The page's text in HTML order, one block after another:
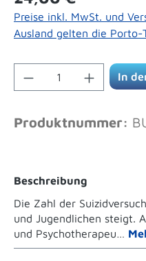
Preise inkl. MwSt. und
Ausland gelten die Porto-
Produkt Anzahl:
In
Produktnummer:
Beschreibung
Die Zahl der
und Jugendlichen steigt.
und Psychotherapeu…